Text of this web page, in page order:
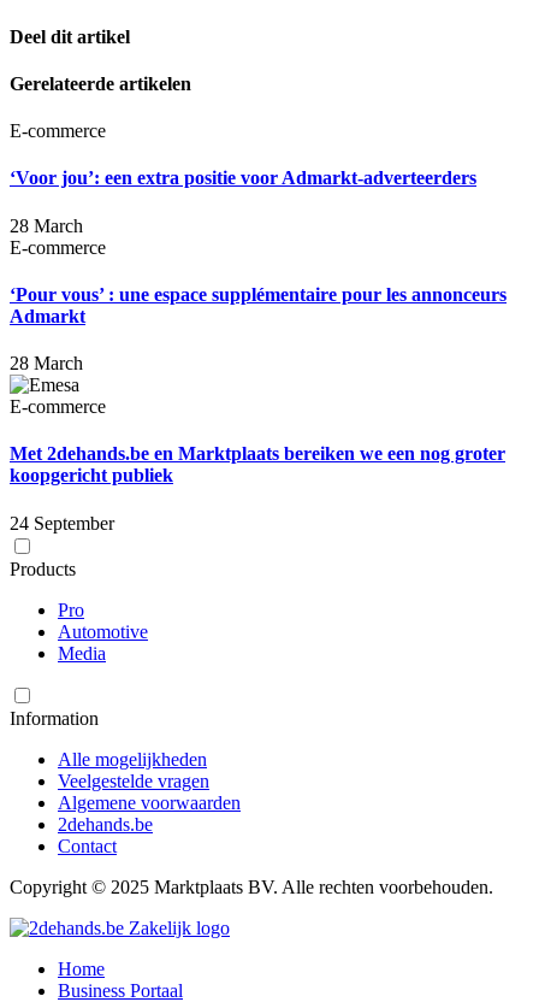
Deel dit artikel
Gerelateerde artikelen
E-commerce
‘Voor jou’: een extra positie voor Admarkt-adverteerders
28 March
E-commerce
‘Pour vous’ : une espace supplémentaire pour les annonceurs
Admarkt
28 March
E-commerce
Met 2dehands.be en Marktplaats bereiken we een nog groter
koopgericht publiek
24 September
Products
Pro
Automotive
Media
Information
Alle mogelijkheden
Veelgestelde vragen
Algemene voorwaarden
2dehands.be
Contact
Copyright © 2025 Marktplaats BV. Alle rechten voorbehouden.
Home
Business Portaal